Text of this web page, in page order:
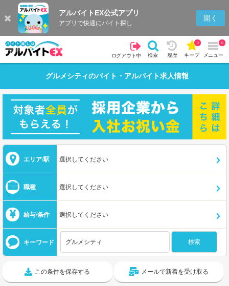
アルバイトEX公式アプリ
アプリで快適にバイト探し
開く
ログアウト中 検索 履歴 キープ
0
メニュー
0
グルメシティのバイト・アルバイト求人情報
エリア/駅 選択してください
職種 選択してください
給与/条件 選択してください
キーワード
この条件を保存する メールで新着を受け取る